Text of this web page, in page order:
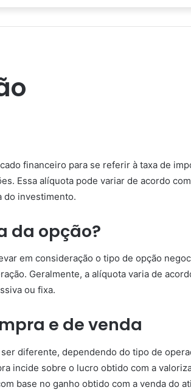
financeiro para se referir à taxa de
Essa alíquota pode variar de acordo
do investimento.
da opção?
em consideração o tipo de opção
Geralmente, a alíquota varia de
ou fixa.
e de venda
diferente, dependendo do tipo de
incide sobre o lucro obtido com a
base no ganho obtido com a venda do